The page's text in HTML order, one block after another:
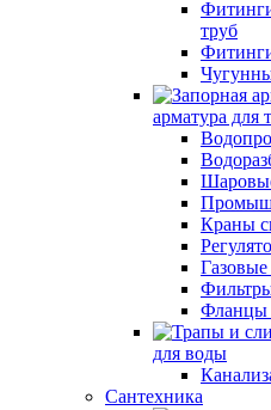
труб
арматура для
Краны
Фланцы
для воды
Сантехника